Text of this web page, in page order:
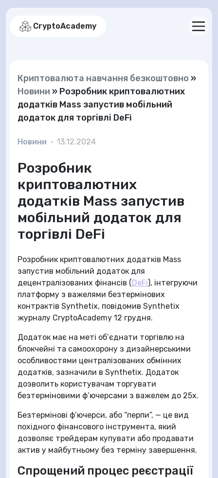
CryptoAcademy
Криптовалюта навчання безкоштовно »
Новини » Розробник криптовалютних
додатків Mass запустив мобільний
додаток для торгівлі DeFi
Новини • 13.12.2024
Розробник
криптовалютних
додатків Mass запустив
мобільний додаток для
торгівлі DeFi
Розробник криптовалютних додатків Mass
запустив мобільний додаток для
децентралізованих фінансів (DeFi), інтегруючи
платформу з важелями безтермінових
контрактів Synthetix, повідомив Synthetix
журналу CryptoAcademy 12 грудня.
Додаток має на меті об’єднати торгівлю на
блокчейні та самоохорону з дизайнерськими
особливостями централізованих обмінних
додатків, зазначили в Synthetix. Додаток
дозволить користувачам торгувати
безтерміновими ф’ючерсами з важелем до 25x.
Безтермінові ф’ючерси, або “перпи”, — це вид
похідного фінансового інструмента, який
дозволяє трейдерам купувати або продавати
актив у майбутньому без терміну завершення.
Спрощений процес реєстрації